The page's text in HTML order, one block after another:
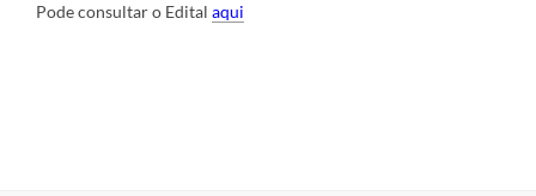
Pode consultar o Edital aqui